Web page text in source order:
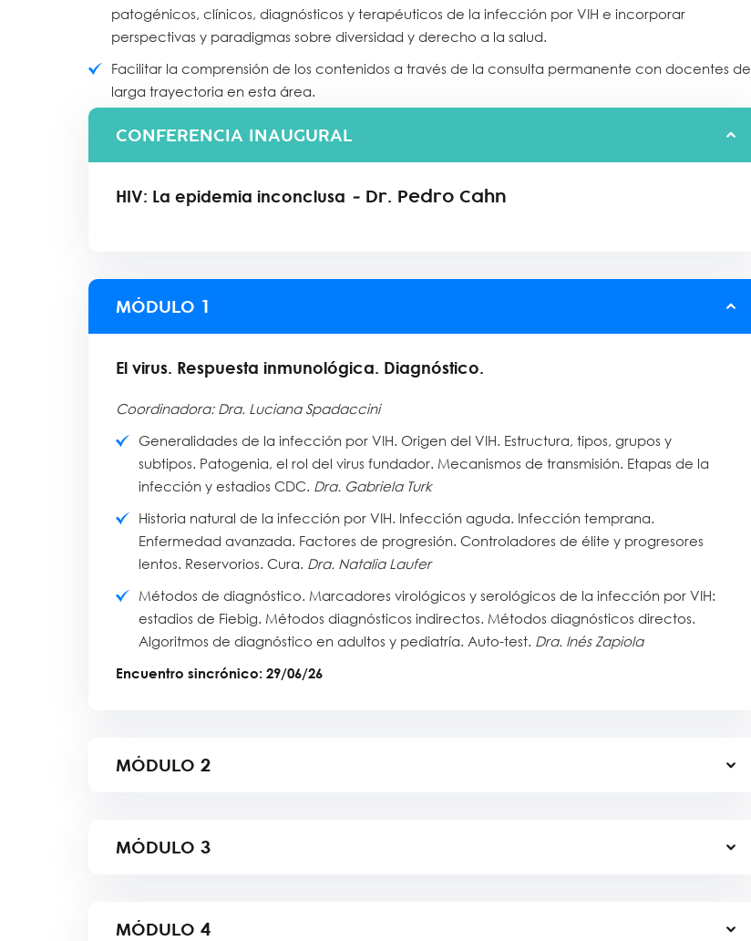
patogénicos, clínicos, diagnósticos y terapéuticos de la infección por VIH e incorporar
perspectivas y paradigmas sobre diversidad y derecho a la salud.
Facilitar la comprensión de los contenidos a través de la consulta permanente con docentes de
larga trayectoria en esta área.
CONFERENCIA INAUGURAL
HIV: La epidemia inconclusa - Dr. Pedro Cahn
MÓDULO 1
El virus. Respuesta inmunológica. Diagnóstico.
Coordinadora: Dra. Luciana Spadaccini
Generalidades de la infección por VIH. Origen del VIH. Estructura, tipos, grupos y
subtipos. Patogenia, el rol del virus fundador. Mecanismos de transmisión. Etapas de la
infección y estadios CDC.
Dra. Gabriela Turk
Historia natural de la infección por VIH. Infección aguda. Infección temprana.
Enfermedad avanzada. Factores de progresión. Controladores de élite y progresores
lentos. Reservorios. Cura.
Dra. Natalia Laufer
Métodos de diagnóstico. Marcadores virológicos y serológicos de la infección por VIH:
estadios de Fiebig. Métodos diagnósticos indirectos. Métodos diagnósticos directos.
Algoritmos de diagnóstico en adultos y pediatría. Auto-test. Dra. Inés Zapiola
Encuentro sincrónico: 29/06/26
MÓDULO 2
MÓDULO 3
MÓDULO 4